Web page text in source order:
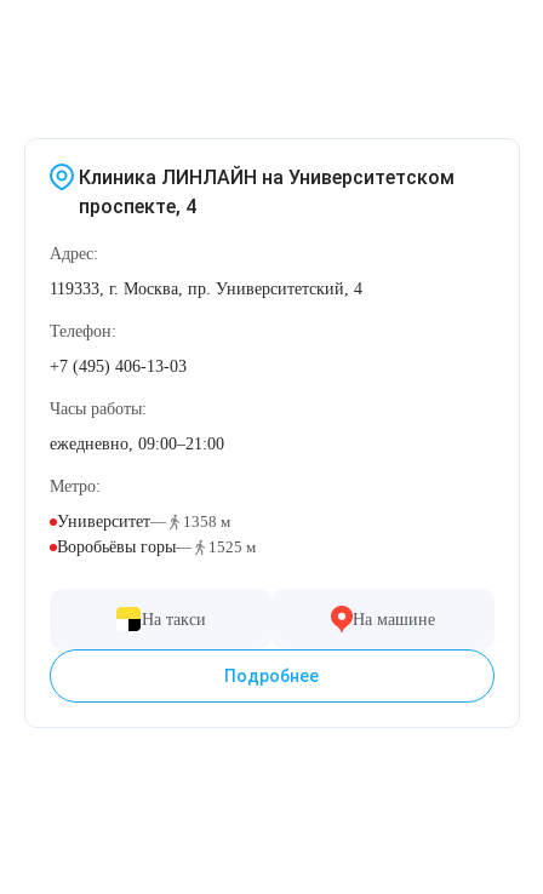
Клиника ЛИНЛАЙН на Университетском
проспекте, 4
Адрес:
119333, г. Москва, пр. Университетский, 4
Телефон:
+7 (495) 406-13-03
Часы работы:
ежедневно, 09:00–21:00
Метро:
Университет—
1358 м
Воробьёвы горы— 1525 м
На такси На машине
Подробнее